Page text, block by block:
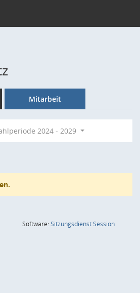
Mitarbeit
2024 - 2029
Software:SitzungsdienstSession(Wird in